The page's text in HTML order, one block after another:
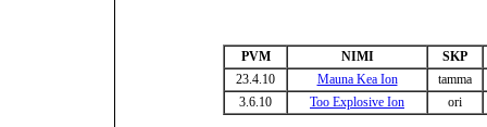
PVM NIMI
SKP
23.4.10
Mauna Kea Ion
tamma
3.6.10
Too Explosive Ion ori